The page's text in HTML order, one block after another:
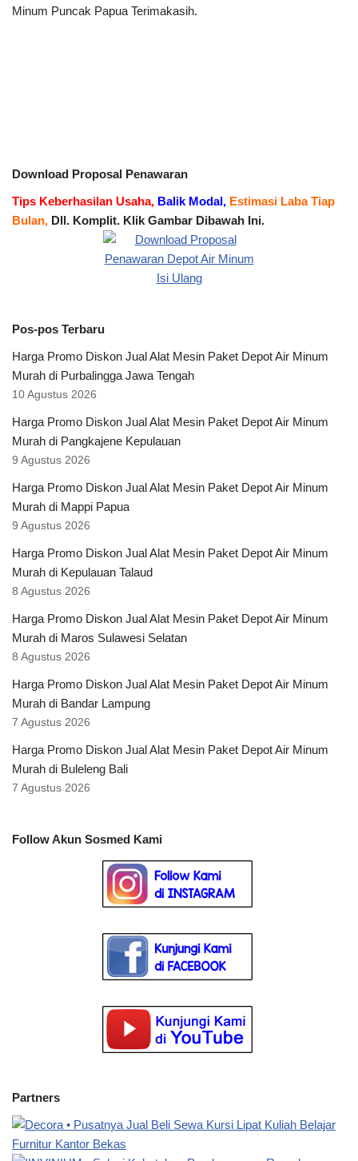
Minum Puncak Papua Terimakasih.
Download Proposal Penawaran
Tips Keberhasilan Usaha, Balik Modal, Estimasi Laba Tiap
Bulan, Dll. Komplit. Klik Gambar Dibawah Ini.
Pos-pos Terbaru
Harga Promo Diskon Jual Alat Mesin Paket Depot Air Minum
Murah di Purbalingga Jawa Tengah
10 Agustus 2026
Harga Promo Diskon Jual Alat Mesin Paket Depot Air Minum
Murah di Pangkajene Kepulauan
9 Agustus 2026
Harga Promo Diskon Jual Alat Mesin Paket Depot Air Minum
Murah di Mappi Papua
9 Agustus 2026
Harga Promo Diskon Jual Alat Mesin Paket Depot Air Minum
Murah di Kepulauan Talaud
8 Agustus 2026
Harga Promo Diskon Jual Alat Mesin Paket Depot Air Minum
Murah di Maros Sulawesi Selatan
8 Agustus 2026
Harga Promo Diskon Jual Alat Mesin Paket Depot Air Minum
Murah di Bandar Lampung
7 Agustus 2026
Harga Promo Diskon Jual Alat Mesin Paket Depot Air Minum
Murah di Buleleng Bali
7 Agustus 2026
Follow Akun Sosmed Kami
Partners